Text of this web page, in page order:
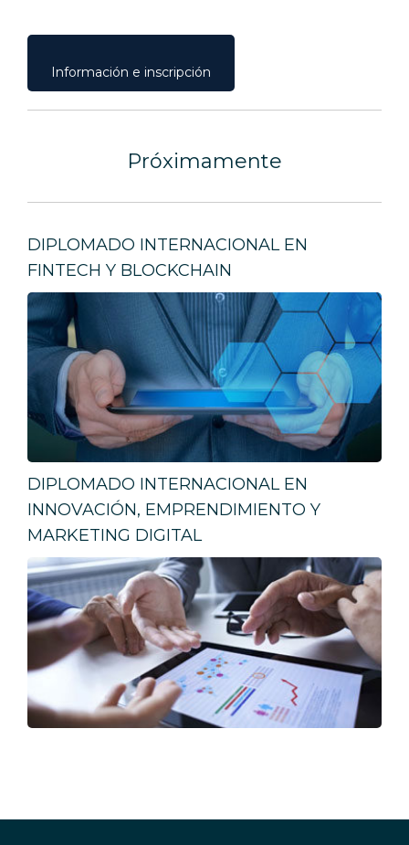
Información e inscripción
Próximamente
DIPLOMADO INTERNACIONAL EN
FINTECH Y BLOCKCHAIN
DIPLOMADO INTERNACIONAL EN
INNOVACIÓN, EMPRENDIMIENTO Y
MARKETING DIGITAL